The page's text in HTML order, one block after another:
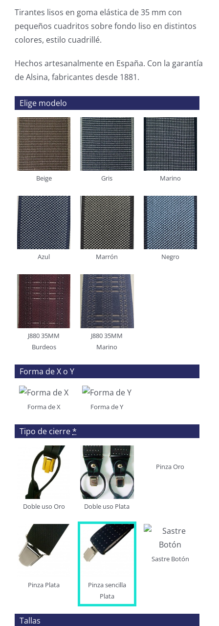
Tirantes lisos en goma elástica de 35 mm con
pequeños cuadritos sobre fondo liso en distintos
colores, estilo cuadrillé.
Hechos artesanalmente en España. Con la garantía
de Alsina, fabricantes desde 1881.
Elige modelo
Beige Gris Marino
Azul Marrón Negro
J880 35MM
Burdeos
J880 35MM
Marino
Forma de X o Y
Forma de X Forma de Y
Tipo de cierre*
Doble uso Oro Doble uso Plata
Pinza Oro
Pinza Plata
Pinza sencilla
Plata
Sastre Botón
Tallas